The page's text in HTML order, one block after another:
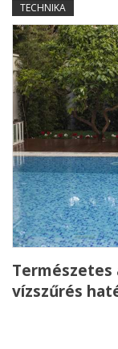
TECHNIKA
Természetes
vízszűrés